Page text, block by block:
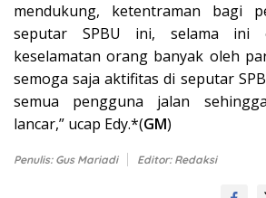
mendukung, ketentraman bagi
seputar SPBU ini, selama ini
keselamatan orang banyak oleh
semoga saja aktifitas di seputar
semua pengguna jalan
lancar,” ucap Edy.*(GM)
Penulis: Gus Mariadi Editor: Redaksi